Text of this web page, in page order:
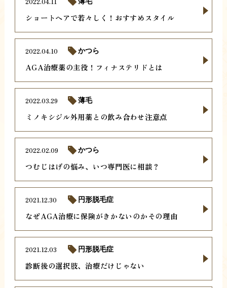
ショートヘアで若々しく！おすすめスタイル
AGA治療薬の主役！フィナステリドとは
2022.04.10 かつら
ミノキシジル外用薬との飲み合わせ注意点
2022.03.29 薄毛
つむじはげの悩み、いつ専門医に相談？
2022.02.09 かつら
なぜAGA治療に保険がきかないのかその理由
2021.12.30 円形脱毛症
診断後の選択肢、治療だけじゃない
2021.12.03 円形脱毛症